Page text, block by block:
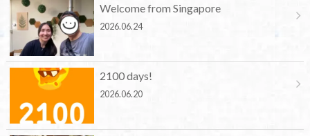
Welcome from Singapore
2026.06.24
2100 days!
2026.06.20